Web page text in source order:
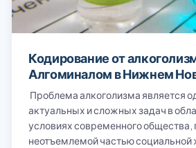
Кодирование от
Алгоминалом в Нижнем
Проблема алкоголизма является
актуальных и сложных задач в
условиях современного общества,
неотъемлемой частью социальной